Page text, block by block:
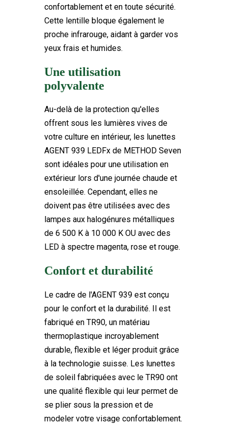
confortablement et en toute sécurité.
Cette lentille bloque également le
proche infrarouge, aidant à garder vos
yeux frais et humides.
Une utilisation
polyvalente
Au-delà de la protection qu'elles
offrent sous les lumières vives de
votre culture en intérieur, les lunettes
AGENT 939 LEDFx de METHOD Seven
sont idéales pour une utilisation en
extérieur lors d'une journée chaude et
ensoleillée. Cependant, elles ne
doivent pas être utilisées avec des
lampes aux halogénures métalliques
de 6 500 K à 10 000 K OU avec des
LED à spectre magenta, rose et rouge.
Confort et durabilité
Le cadre de l'AGENT 939 est conçu
pour le confort et la durabilité. Il est
fabriqué en TR90, un matériau
thermoplastique incroyablement
durable, flexible et léger produit grâce
à la technologie suisse. Les lunettes
de soleil fabriquées avec le TR90 ont
une qualité flexible qui leur permet de
se plier sous la pression et de
modeler votre visage confortablement.